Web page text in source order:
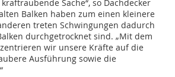
Sache“, so Dachdecker
Balken haben zum einen kleinere
treten Schwingungen dadurch
durchgetrocknet sind. „Mit dem
wir unsere Kräfte auf die
Ausführung sowie die